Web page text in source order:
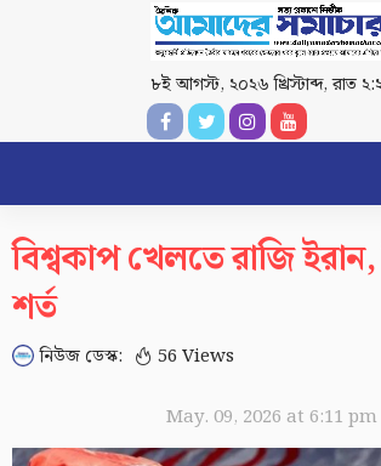
৮ই আগস্ট, ২০২৬ খ্রিস্টাব্দ,রাত
বিশ্বকাপ খেলতে রাজি
শর্ত
নিউজ ডেস্ক: 56 Views
May. 09, 2026 at 6:11 pm